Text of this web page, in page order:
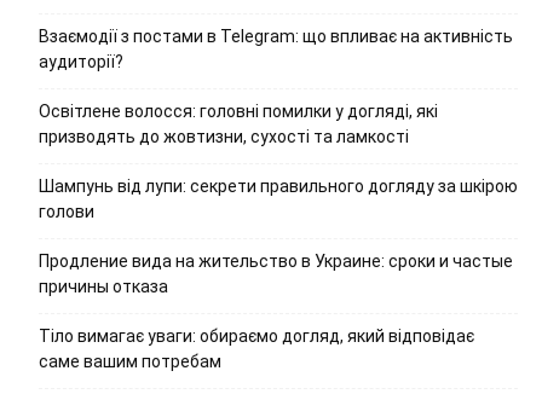
Взаємодії з постами в Telegram: що впливає на активність
аудиторії?
Освітлене волосся: головні помилки у догляді, які
призводять до жовтизни, сухості та ламкості
Шампунь від лупи: секрети правильного догляду за шкірою
голови
Продление вида на жительство в Украине: сроки и частые
причины отказа
Тіло вимагає уваги: обираємо догляд, який відповідає
саме вашим потребам